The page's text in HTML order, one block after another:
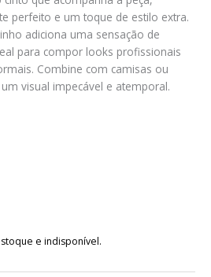
perfeito e um toque de estilo extra.
adiciona uma sensação de
para compor looks profissionais
Combine com camisas ou
visual impecável e atemporal.
e indisponível.